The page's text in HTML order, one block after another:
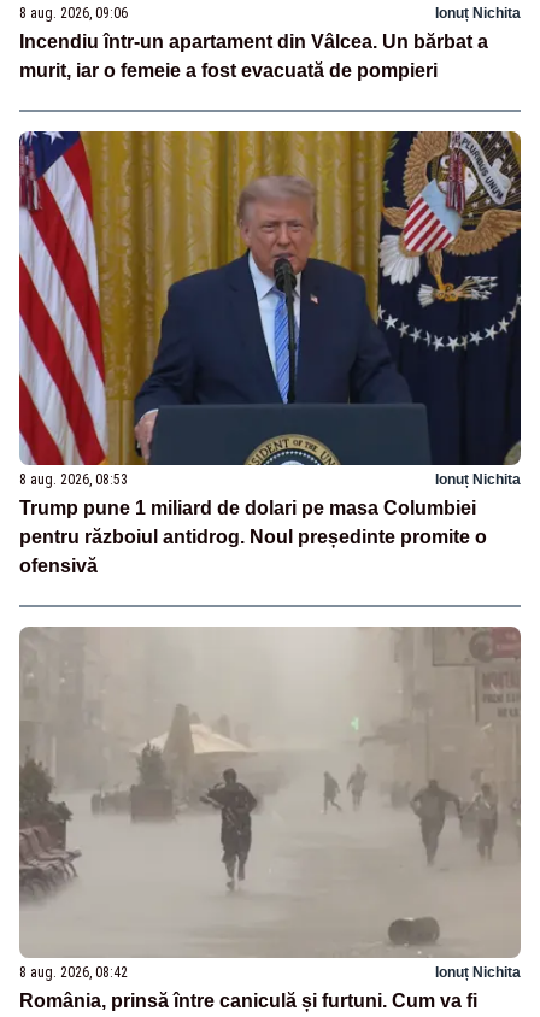
8 aug. 2026, 09:06 Ionuț Nichita
Incendiu într-un apartament din Vâlcea. Un bărbat a
murit, iar o femeie a fost evacuată de pompieri
8 aug. 2026, 08:53 Ionuț Nichita
Trump pune 1 miliard de dolari pe masa Columbiei
pentru războiul antidrog. Noul președinte promite o
ofensivă
8 aug. 2026, 08:42 Ionuț Nichita
România, prinsă între caniculă și furtuni. Cum va fi